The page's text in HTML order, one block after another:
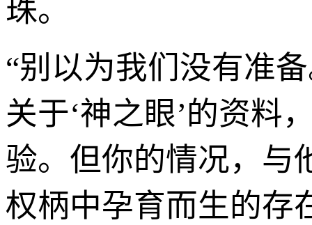
珠。
“别以为我们没有准
关于‘神之眼’的资料
验。但你的情况，与
权柄中孕育而生的存